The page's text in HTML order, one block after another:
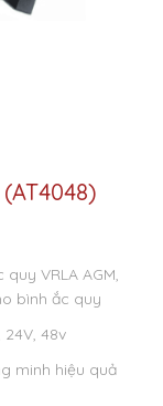
VRLA AGM,
bình ắc quy
48v
minh hiệu quả